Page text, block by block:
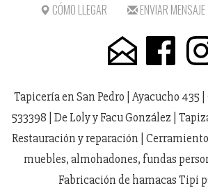
CÓMO LLEGAR ENVIAR MENSAJE
Tapicería en San Pedro | Ayacucho 435
533398 | De Loly y Facu González |
Restauración y reparación |
muebles, almohadones, fundas
Fabricación de hamacas Tipi